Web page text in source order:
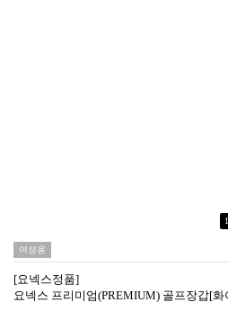
1
여성용
[요넥스정품]
요넥스 프리미엄(PREMIUM) 골프장갑[